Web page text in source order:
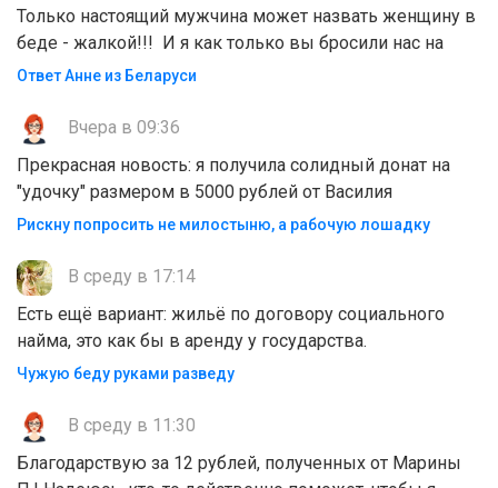
Только настоящий мужчина может назвать женщину в
беде - жалкой!!! И я как только вы бросили нас на
Ответ Анне из Беларуси
Вчера в 09:36
Прекрасная новость: я получила солидный донат на
"удочку" размером в 5000 рублей от Василия
Рискну попросить не милостыню, а рабочую лошадку
В среду в 17:14
Есть ещё вариант: жильё по договору социального
найма, это как бы в аренду у государства.
Чужую беду руками разведу
В среду в 11:30
Благодарствую за 12 рублей, полученных от Марины